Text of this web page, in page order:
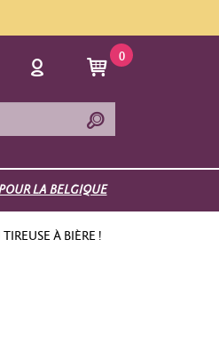
0
LA BELGIQUE
À BIÈRE !